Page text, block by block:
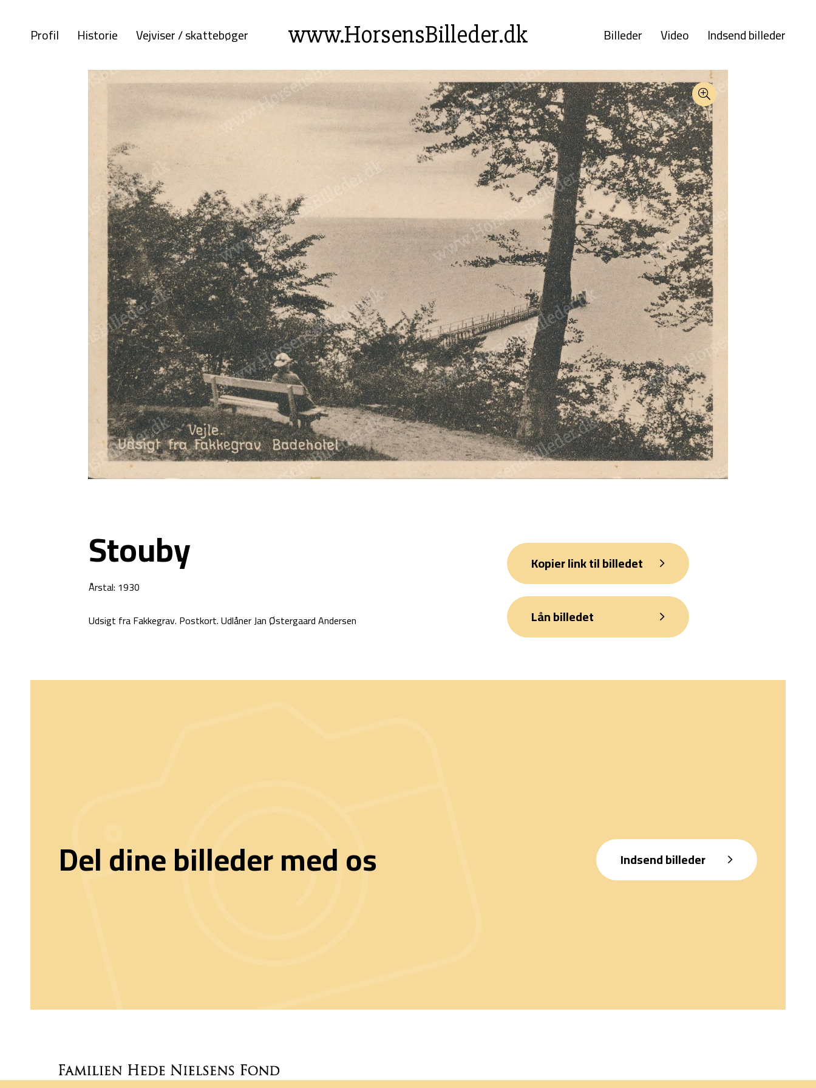
Profil Historie Vejviser / skattebøger www.HorsensBilleder.dk Billeder Video Indsend billeder
Stouby
Årstal: 1930
Udsigt fra Fakkegrav. Postkort. Udlåner Jan Østergaard Andersen
Kopier link til billedet
Lån billedet
Del dine billeder med os Indsend billeder